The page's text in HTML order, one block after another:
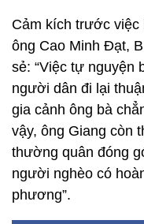
Cảm kích trước việc
ông Cao Minh Đạt,
sẻ: “Việc tự nguyện
người dân đi lại
gia cảnh ông bà
vậy, ông Giang còn
thường quân đóng
người nghèo có
phương”.